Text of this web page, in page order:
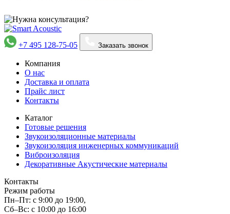
+7 495 128-75-05 Заказать звонок
Компания
О нас
Доставка и оплата
Прайс лист
Контакты
Каталог
Готовые решения
Звукоизоляционные материалы
Звукоизоляция инженерных коммуникаций
Виброизоляция
Декоративные Акустические материалы
Контакты
Режим работы
Пн–Пт: с 9:00 до 19:00,
Сб–Вс: с 10:00 до 16:00